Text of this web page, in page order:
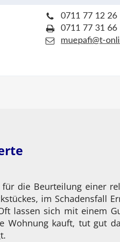
0711 77 12 26
0711 77 31 66
muepafi@t-
die Beurteilung einer
im Schadensfall
lassen sich mit einem
Wohnung kauft, tut gut